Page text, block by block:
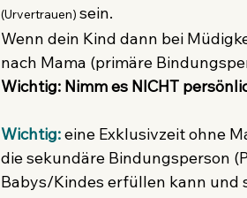
(Urvertrauen) sein.
Wenn dein Kind dann bei
nach Mama (primäre
Wichtig: Nimm es NICHT
Wichtig: eine Exklusivzeit ohne
die sekundäre Bindungsperson
Babys/Kindes erfüllen kann und